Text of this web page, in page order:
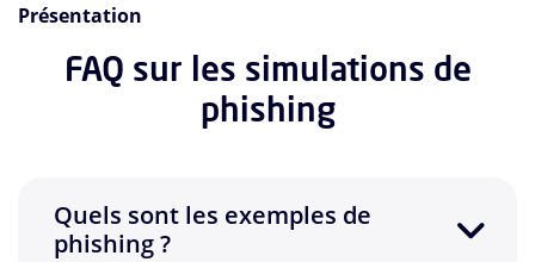
Présentation
FAQ sur les simulations de
phishing
Quels sont les exemples de
phishing ?